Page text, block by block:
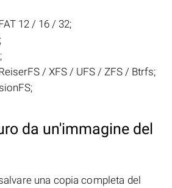
12 / 16 / 32;
/ XFS / UFS / ZFS / Btrfs;
da un'immagine del
una copia completa del